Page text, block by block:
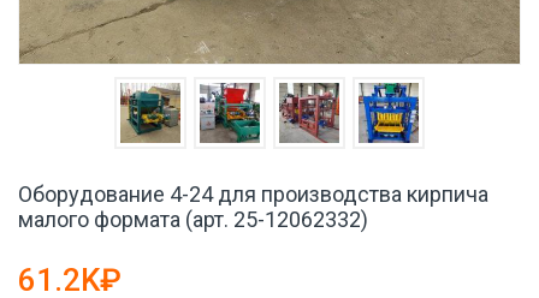
Оборудование 4-24 для производства кирпича
малого формата (арт. 25-12062332)
61.2K₽